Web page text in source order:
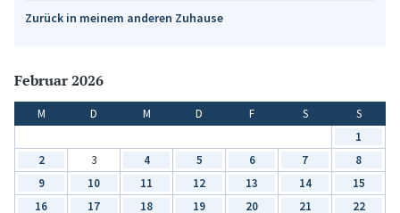
Zurück in meinem anderen Zuhause
Februar 2026
M D M D F S
S
1
2
3 4 5 6 7
8
9
10 11 12 13 14
15
16
17 18 19 20 21 22